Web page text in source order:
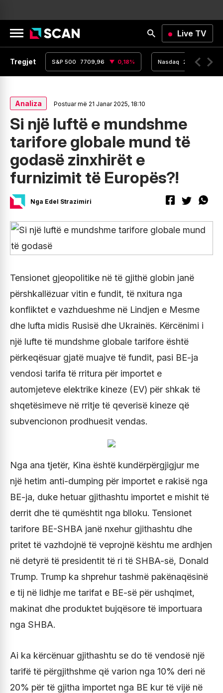
Live TV
Tregjet
0% S&P 500 7709,96 0,18% Nasdaq 26348,35
Analiza Postuar më 21 Janar 2025, 18:10
Si një luftë e mundshme
tarifore globale mund të
godasë zinxhirët e
furnizimit të Europës?!
Nga Edel Strazimiri
Tensionet gjeopolitike në të gjithë globin janë
përshkallëzuar vitin e fundit, të nxitura nga
konfliktet e vazhdueshme në Lindjen e Mesme
dhe lufta midis Rusisë dhe Ukrainës. Kërcënimi i
një lufte të mundshme globale tarifore është
përkeqësuar gjatë muajve të fundit, pasi BE-ja
vendosi tarifa të rritura për importet e
automjeteve elektrike kineze (EV) për shkak të
shqetësimeve në rritje të qeverisë kineze që
subvencionon prodhuesit vendas.
Nga ana tjetër, Kina është kundërpërgjigjur me
një hetim anti-dumping për importet e rakisë nga
BE-ja, duke hetuar gjithashtu importet e mishit të
derrit dhe të qumështit nga blloku. Tensionet
tarifore BE-SHBA janë nxehur gjithashtu dhe
pritet të vazhdojnë të veprojnë kështu me ardhjen
në detyrë të presidentit të ri të SHBA-së, Donald
Trump. Trump ka shprehur tashmë pakënaqësinë
e tij në lidhje me tarifat e BE-së për ushqimet,
makinat dhe produktet bujqësore të importuara
nga SHBA.
Ai ka kërcënuar gjithashtu se do të vendosë një
tarifë të përgjithshme që varion nga 10% deri në
20% për të gjitha importet nga BE kur të vijë në